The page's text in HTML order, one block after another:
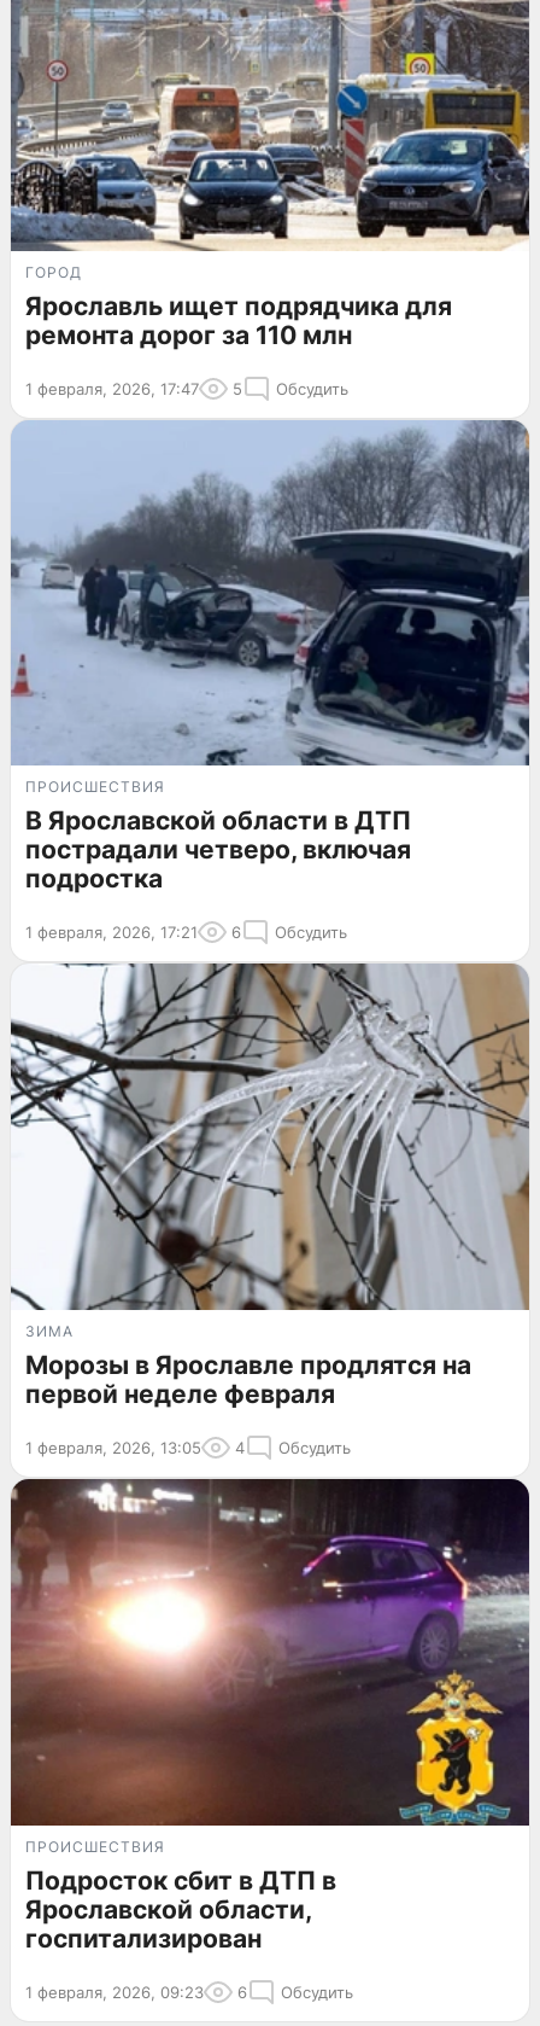
ГОРОД
Ярославль ищет подрядчика для
ремонта дорог за 110 млн
1 февраля, 2026, 17:47 5 Обсудить
ПРОИСШЕСТВИЯ
В Ярославской области в ДТП
пострадали четверо, включая
подростка
1 февраля, 2026, 17:21 6 Обсудить
ЗИМА
Морозы в Ярославле продлятся на
первой неделе февраля
1 февраля, 2026, 13:05 4 Обсудить
ПРОИСШЕСТВИЯ
Подросток сбит в ДТП в
Ярославской области,
госпитализирован
1 февраля, 2026, 09:23 6 Обсудить